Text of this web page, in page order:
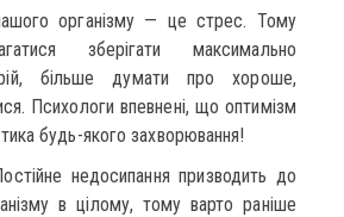
організму — це стрес. Тому
зберігати максимально
більше думати про хороше,
Психологи впевнені, що оптимізм
будь-якого захворювання!
недосипання призводить до
в цілому, тому варто раніше